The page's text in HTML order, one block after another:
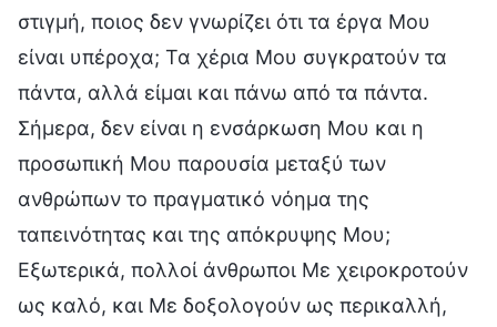
στιγμή, ποιος δεν γνωρίζει ότι τα έργα Μου
είναι υπέροχα; Τα χέρια Μου συγκρατούν τα
πάντα, αλλά είμαι και πάνω από τα πάντα.
Σήμερα, δεν είναι η ενσάρκωση Μου και η
προσωπική Μου παρουσία μεταξύ των
ανθρώπων το πραγματικό νόημα της
ταπεινότητας και της απόκρυψης Μου;
Εξωτερικά, πολλοί άνθρωποι Με χειροκροτούν
ως καλό, και Με δοξολογούν ως περικαλλή,